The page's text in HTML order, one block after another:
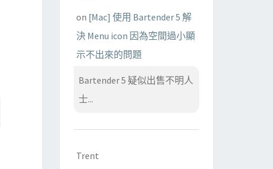
on [Mac] 使用 Bartender 5 解
決 Menu icon 因為空間過小顯
示不出來的問題
Bartender 5 疑似出售不明人
士...
Trent